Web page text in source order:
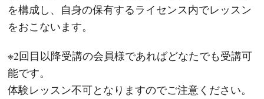
を構成し、自身の保有するライセンス内でレッスン
をおこないます。
※2回目以降受講の会員様であればどなたでも受講可
能です。
体験レッスン不可となりますのでご注意ください。